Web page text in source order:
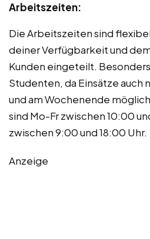
Arbeitszeiten:
Die Arbeitszeiten sind
deiner Verfügbarkeit und
Kunden eingeteilt.
Studenten, da Einsätze auch
und am Wochenende
sind Mo-Fr zwischen 10:00
zwischen 9:00 und 18:00 Uhr.
Anzeige